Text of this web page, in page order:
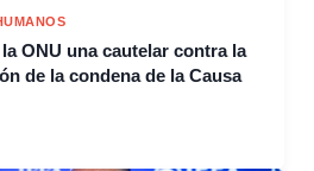
ONU una cautelar contra la
de la condena de la Causa